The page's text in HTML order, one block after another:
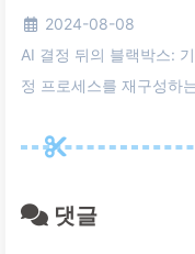
2024-08-08
AI 결정 뒤의 블랙박스:
정 프로세스를 재구성하
댓글